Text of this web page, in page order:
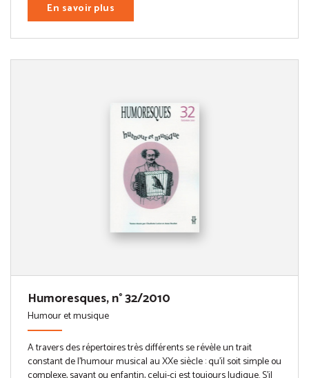
En savoir plus
Humoresques, n° 32/2010
Humour et musique
A travers des répertoires très différents se révèle un trait
constant de l’humour musical au XXe siècle : qu’il soit simple ou